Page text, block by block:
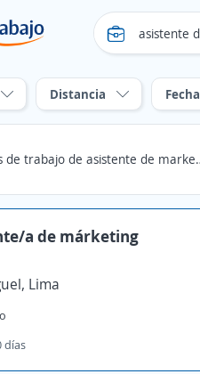
Distancia Fecha
trabajo de asistente de marketing en Pisco, Ica
a de márketing
Lima
días